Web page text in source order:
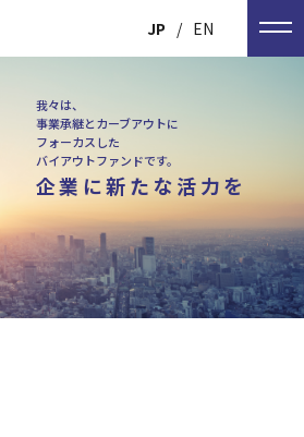
EN
JP
我々は、
事業承継とカーブアウトに
フォーカスした
バイアウトファンドです。
企業に新たな活力を